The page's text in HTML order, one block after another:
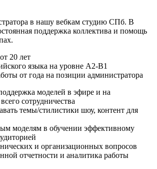
в нашу вебкам студию СПб. В
поддержка коллектива и помощь
20 лет
языка на уровне А2-В1
от года на позиции администратора
моделей в эфире и на
сотрудничества
темы/стилистики шоу, контент для
моделям в обучении эффективному
и организационных вопросов
отчетности и аналитика работы